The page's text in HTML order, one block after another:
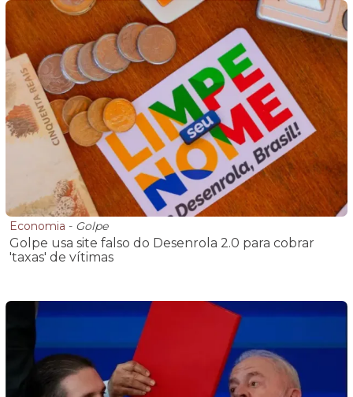
Economia - Golpe
Golpe usa site falso do Desenrola 2.0 para cobrar
'taxas' de vítimas